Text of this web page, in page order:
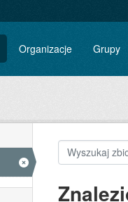
Organizacje Grupy